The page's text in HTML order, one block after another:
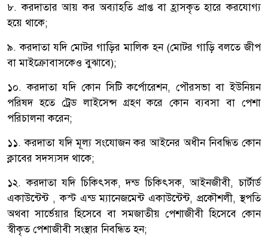
৮. করদাতার আয় কর অব্যাহতি প্রাপ্ত বা হ্রাসকৃত হারে করযোগ্য
হয়ে থাকে;
৯. করদাতা যদি মোটর গাড়ির মালিক হন (মোটর গাড়ি বলতে জীপ
বা মাইক্রোবাসকেও বুঝাবে);
১০. করদাতা যদি কোন সিটি কর্পোরেশন, পৌরসভা বা ইউনিয়ন
পরিষদ হতে ট্রেড লাইসেন্স গ্রহণ করে কোন ব্যবসা বা পেশা
পরিচালনা করেন;
১১. করদাতা যদি মূল্য সংযোজন কর আইনের অধীন নিবন্ধিত কোন
ক্লাবের সদস্যসদ থাকে;
১২. করদাতা যদি চিকিৎসক, দন্ড চিকিৎসক, আইনজীবী, চার্টার্ড
একাউন্টেন্ট , কস্ট এন্ড ম্যানেজমেন্ট একাউন্টেন্ট, প্রকৌশলী, স্থপতি
অথবা সার্ভেয়ার হিসেবে বা সমজাতীয় পেশাজীবী হিসেবে কোন
স্বীকৃত পেশাজীবী সংস্থার নিবন্ধিত হন;